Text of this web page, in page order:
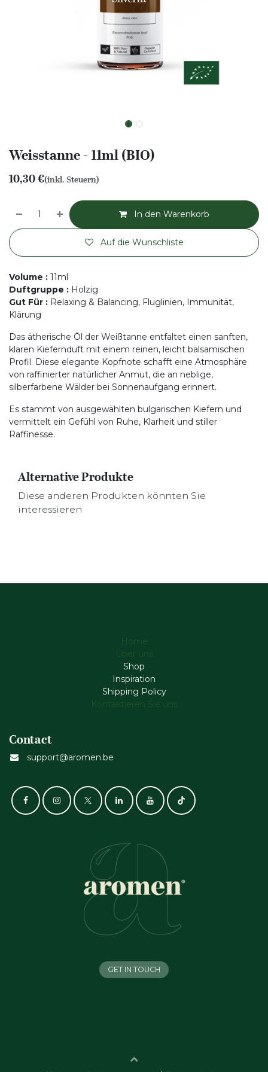
Weisstanne - 11ml (BIO)
10,30€(inkl. Steuern)
In den Warenkorb
Auf die Wunschliste
Volume : 11ml
Duftgruppe : Holzig
Gut Für : Relaxing & Balancing, Fluglinien, Immunität,
Klärung
Das ätherische Öl der Weißtanne entfaltet einen sanften,
klaren Kiefernduft mit einem reinen, leicht balsamischen
Profil. Diese elegante Kopfnote schafft eine Atmosphäre
von raffinierter natürlicher Anmut, die an neblige,
silberfarbene Wälder bei Sonnenaufgang erinnert.
Es stammt von ausgewählten bulgarischen Kiefern und
vermittelt ein Gefühl von Ruhe, Klarheit und stiller
Raffinesse.
Alternative Produkte
Diese anderen Produkten könnten Sie
interessieren
Home
Über uns
Shop
Inspiration
Shipping Policy
Kontaktieren Sie uns
Contact
support@aromen.be
GET IN TOUCH